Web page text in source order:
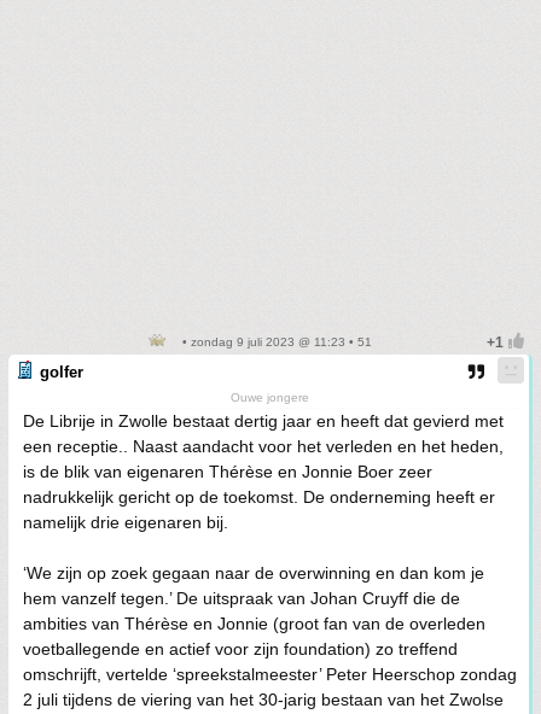
• zondag 9 juli 2023 @ 11:23 • 51
golfer
Ouwe jongere
De Librije in Zwolle bestaat dertig jaar en heeft dat gevierd met
een receptie.. Naast aandacht voor het verleden en het heden,
is de blik van eigenaren Thérèse en Jonnie Boer zeer
nadrukkelijk gericht op de toekomst. De onderneming heeft er
namelijk drie eigenaren bij.
‘We zijn op zoek gegaan naar de overwinning en dan kom je
hem vanzelf tegen.’ De uitspraak van Johan Cruyff die de
ambities van Thérèse en Jonnie (groot fan van de overleden
voetballegende en actief voor zijn foundation) zo treffend
omschrijft, vertelde ‘spreekstalmeester’ Peter Heerschop zondag
2 juli tijdens de viering van het 30-jarig bestaan van het Zwolse